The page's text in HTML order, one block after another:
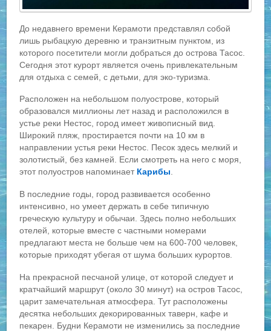
До недавнего времени Керамоти представлял собой
лишь рыбацкую деревню и транзитным пунктом, из
которого посетители могли добраться до острова Тасос.
Сегодня этот курорт является очень привлекательным
для отдыха с семей, с детьми, для эко-туризма.
Расположен на небольшом полуострове, который
образовался миллионы лет назад и расположился в
устье реки Нестос, город имеет живописный вид.
Широкий пляж, простирается почти на 10 км в
направлении устья реки Нестос. Песок здесь мелкий и
золотистый, без камней. Если смотреть на него с моря,
этот полуостров напоминает Карибы.
В последние годы, город развивается особенно
интенсивно, но умеет держать в себе типичную
греческую культуру и обычаи. Здесь полно небольших
отелей, которые вместе с частными номерами
предлагают места не больше чем на 600-700 человек,
которые приходят убегая от шума больших курортов.
На прекрасной песчаной улице, от которой следует и
кратчайший маршрут (около 30 минут) на остров Тасос,
царит замечательная атмосфера. Тут расположены
десятка небольших декорированных таверн, кафе и
пекарен. Будни Керамоти не изменились за последние